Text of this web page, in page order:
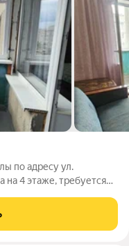
по адресу ул.
на 4 этаже, требуется